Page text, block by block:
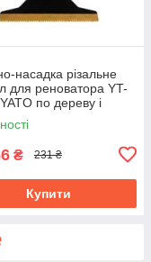
насадка різальне
для реноватора YT-
по дереву і
l= 90 мм, w= 65 мм
₴ 231 ₴
Купити